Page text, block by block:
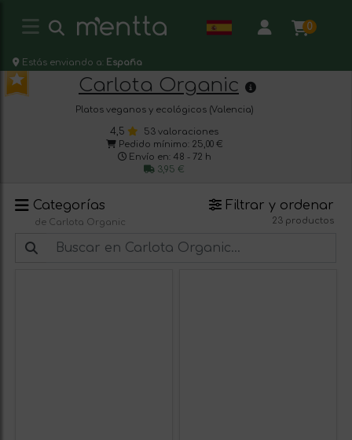
0
Estás enviando a: España
Carlota Organic
Platos veganos y ecológicos (Valencia)
4,5
53 valoraciones
Pedido mínimo: 25,00 €
Envío en: 48 - 72 h
3,95 €
Categorías
de Carlota Organic
Filtrar y ordenar
23 productos